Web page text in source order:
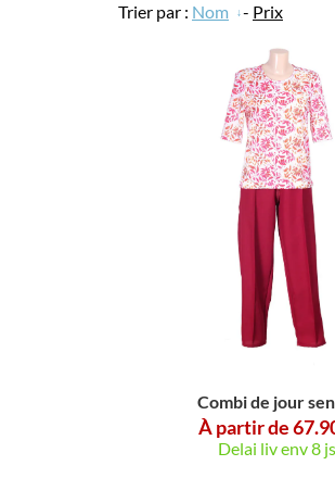
Trier par :Nom - Prix
Combi de jour senior
À partir de 67.90 €
Delai liv env 8 js